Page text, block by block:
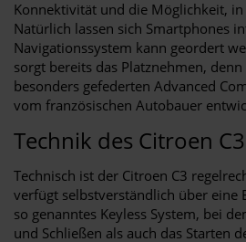
Konnektivität und die Möglichkeit, in
Natürlich lassen sich Smartphones
Navigationssystem kann geordert
sorgt bereits das Platznehmen,
besonders gefederten Advanced
vom französischen Autobauer
Technik des Citroen C3
Technisch ist der Citroen C3
verfügt selbstverständlich über eine
so genanntes Keyless System, bei
und Schließen als auch das Starten